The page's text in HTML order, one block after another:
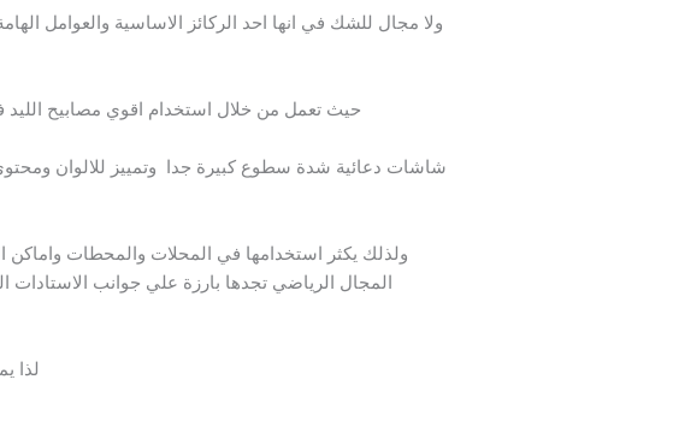
ولا مجال للشك في انها احد الركائز الاساسية والعوامل
حيث تعمل من خلال استخدام اقوي مصابيح الليد
شاشات دعائية شدة سطوع كبيرة جدا وتمييز للالوان
ولذلك يكثر استخدامها في المحلات والمحطات واماكن
المجال الرياضي تجدها بارزة علي جوانب
لذا